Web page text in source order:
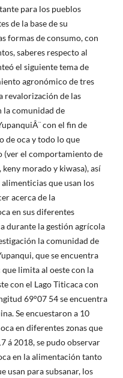
para los pueblos
de la base de su
formas de consumo, con
saberes respecto al
el siguiente tema de
agronómico de tres
revalorización de las
la comunidad de
con el fin de
de oca y todo lo que
el comportamiento de
morado y kiwasa), así
que usan los
acerca de la
en sus diferentes
durante la gestión agrícola
la comunidad de
que se encuentra
limita al oeste con la
con el Lago Titicaca con
69°07 54 se encuentra
Se encuestaron a 10
en diferentes zonas que
á 2018, se pudo observar
en la alimentación tanto
usan para subsanar, los